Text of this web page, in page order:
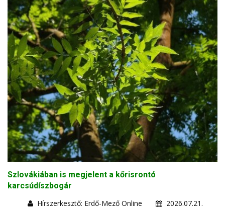
Szlovákiában is megjelent a kőrisrontó
karcsúdíszbogár
Hírszerkesztő: Erdő-Mező Online
2026.07.21.